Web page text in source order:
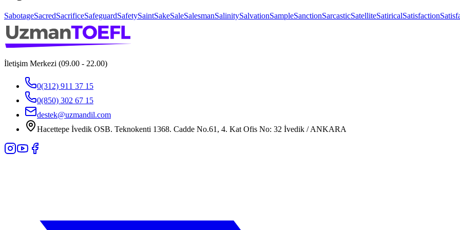
SabotageSacredSacrificeSafeguardSafetySaintSakeSaleSalesmanSalinitySalvationSampleSanctionSarcasticSatelliteSatiricalSatisfaction
İletişim Merkezi (09.00 - 22.00)
0(312) 911 37 15
0(850) 302 67 15
destek@uzmandil.com
Hacettepe İvedik OSB. Teknokenti 1368. Cadde No.61, 4. Kat Ofis No: 32 İvedik / ANKARA